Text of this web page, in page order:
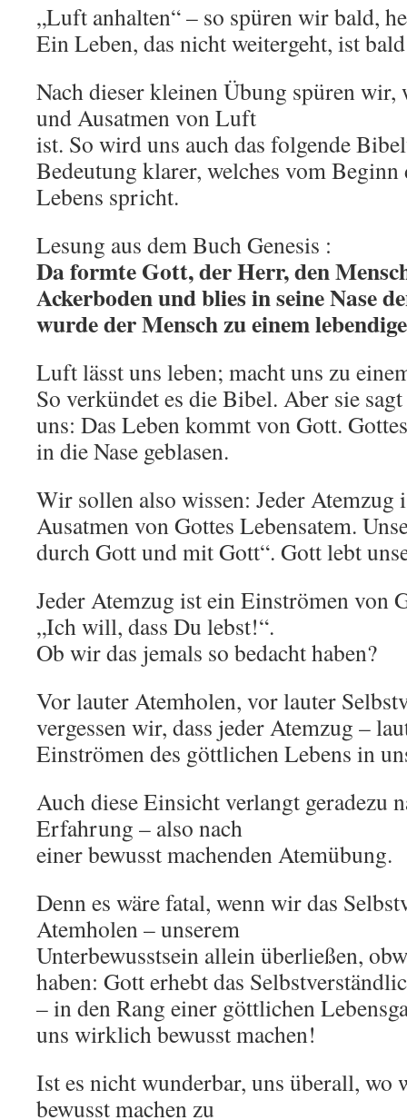
„Luft anhalten“ – so spüren wir bald,
Ein Leben, das nicht weitergeht, ist
Nach dieser kleinen Übung spüren
und Ausatmen von Luft
ist. So wird uns auch das folgende
Bedeutung klarer, welches vom Beginn
Lebens spricht.
Lesung aus dem Buch Genesis :
Da formte Gott, der Herr, den
Ackerboden und blies in seine Nase
wurde der Mensch zu einem
Luft lässt uns leben; macht uns zu
So verkündet es die Bibel. Aber sie
uns: Das Leben kommt von Gott.
in die Nase geblasen.
Wir sollen also wissen: Jeder Atemzug
Ausatmen von Gottes Lebensatem.
durch Gott und mit Gott“. Gott lebt
Jeder Atemzug ist ein Einströmen von
„Ich will, dass Du lebst!“.
Ob wir das jemals so bedacht haben?
Vor lauter Atemholen, vor lauter
vergessen wir, dass jeder Atemzug –
Einströmen des göttlichen Lebens in
Auch diese Einsicht verlangt geradezu
Erfahrung – also nach
einer bewusst machenden Atemübung.
Denn es wäre fatal, wenn wir das
Atemholen – unserem
Unterbewusstsein allein überließen,
haben: Gott erhebt das
– in den Rang einer göttlichen
uns wirklich bewusst machen!
Ist es nicht wunderbar, uns überall, wo
bewusst machen zu